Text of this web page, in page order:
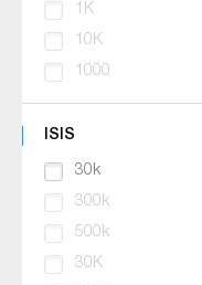
1K
10K
1000
ISIS
30k
300k
500k
30K